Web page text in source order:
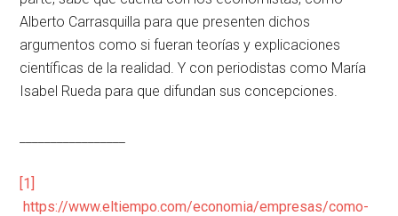
Alberto Carrasquilla para que presenten dichos
argumentos como si fueran teorías y explicaciones
científicas de la realidad. Y con periodistas como María
Isabel Rueda para que difundan sus concepciones.
[1]
https://www.eltiempo.com/economia/empresas/como-